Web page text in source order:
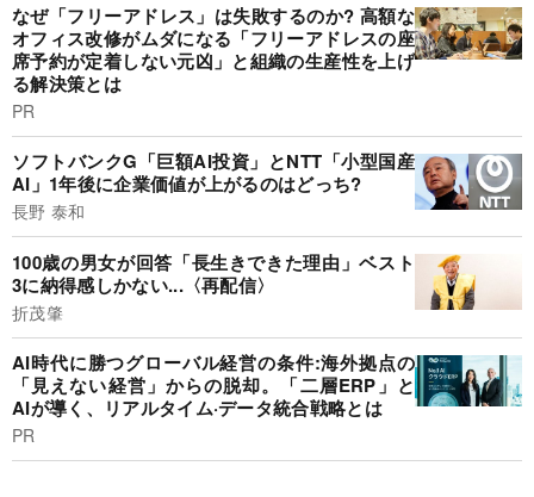
なぜ「フリーアドレス」は失敗するのか? 高額な
オフィス改修がムダになる「フリーアドレスの座
席予約が定着しない元凶」と組織の生産性を上げ
る解決策とは
PR
ソフトバンクG「巨額AI投資」とNTT「小型国産
AI」1年後に企業価値が上がるのはどっち?
長野 泰和
100歳の男女が回答「長生きできた理由」ベスト
3に納得感しかない...〈再配信〉
折茂肇
AI時代に勝つグローバル経営の条件:海外拠点の
「見えない経営」からの脱却。「二層ERP」と
AIが導く、リアルタイム·データ統合戦略とは
PR